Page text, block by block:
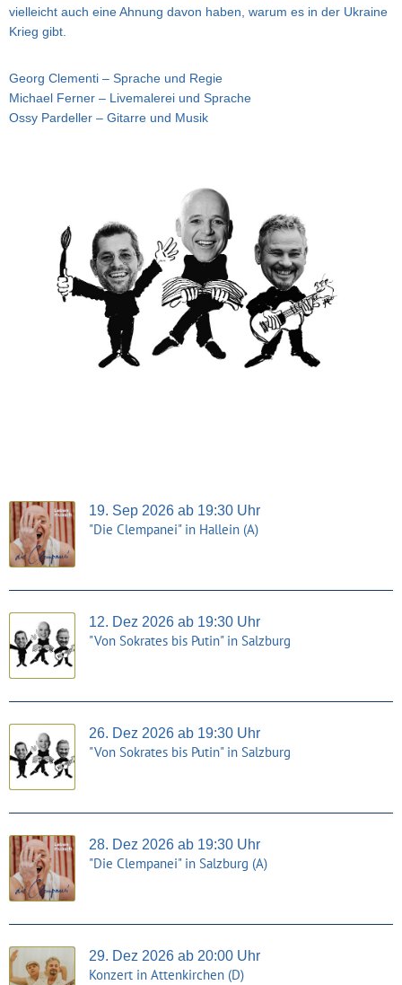
vielleicht auch eine Ahnung davon haben, warum es in der Ukraine
Krieg gibt.
Georg Clementi – Sprache und Regie
Michael Ferner – Livemalerei und Sprache
Ossy Pardeller – Gitarre und Musik
19. Sep 2026 ab 19:30 Uhr
"Die Clempanei" in Hallein (A)
12. Dez 2026 ab 19:30 Uhr
"Von Sokrates bis Putin" in Salzburg
26. Dez 2026 ab 19:30 Uhr
"Von Sokrates bis Putin" in Salzburg
28. Dez 2026 ab 19:30 Uhr
"Die Clempanei" in Salzburg (A)
29. Dez 2026 ab 20:00 Uhr
Konzert in Attenkirchen (D)